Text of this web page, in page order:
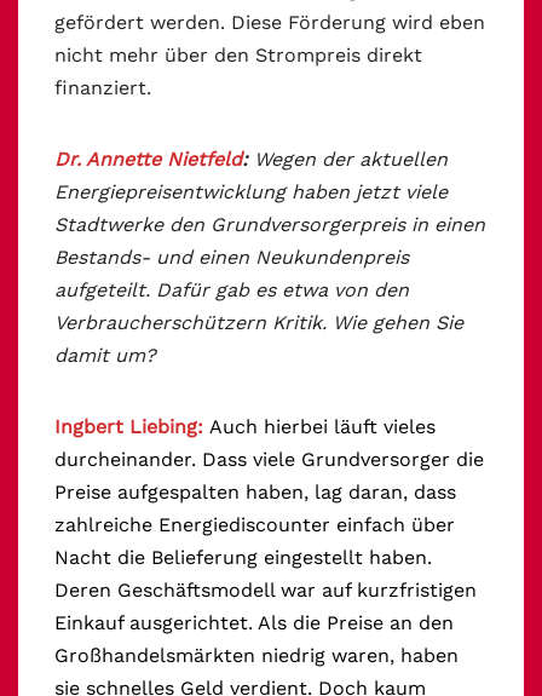
gefördert werden. Diese Förderung wird eben
nicht mehr über den Strompreis direkt
finanziert.
Dr. Annette Nietfeld:Wegen der aktuellen
Energiepreisentwicklung haben jetzt viele
Stadtwerke den Grundversorgerpreis in einen
Bestands- und einen Neukundenpreis
aufgeteilt. Dafür gab es etwa von den
Verbraucherschützern Kritik. Wie gehen Sie
damit um?
Ingbert Liebing: Auch hierbei läuft vieles
durcheinander. Dass viele Grundversorger die
Preise aufgespalten haben, lag daran, dass
zahlreiche Energiediscounter einfach über
Nacht die Belieferung eingestellt haben.
Deren Geschäftsmodell war auf kurzfristigen
Einkauf ausgerichtet. Als die Preise an den
Großhandelsmärkten niedrig waren, haben
sie schnelles Geld verdient. Doch kaum